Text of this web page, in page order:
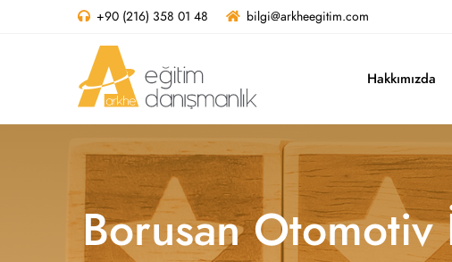
+90 (216) 358 01 48 bilgi@arkheegitim.com
Hakkımızda
Borusan